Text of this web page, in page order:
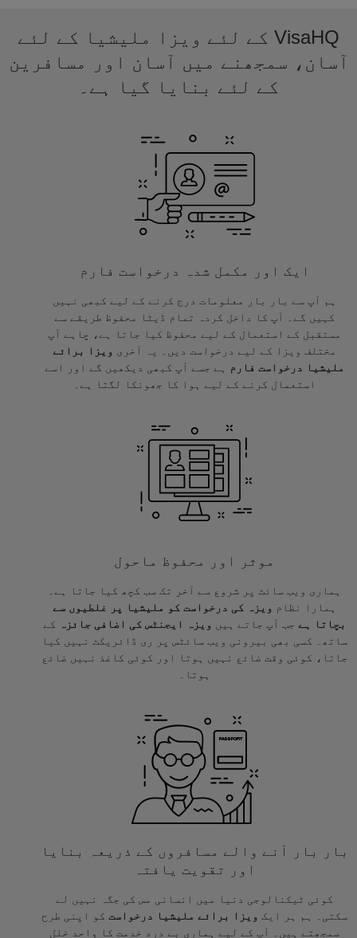
VisaHQ کے لئے ویزا ملیشیا کے لئے
آسان، سمجھنے میں آسان اور مسافرین
کے لئے بنایا گیا ہے۔
ایک اور مکمل شدہ درخواست فارم
ہم آپ سے بار بار معلومات درج کرنے کے لیے کبھی نہیں
کہیں گے۔ آپ کا داخل کردہ تمام ڈیٹا محفوظ طریقے سے
مستقبل کے استعمال کے لیے محفوظ کیا جاتا ہے، چاہے آپ
مختلف ویزا کے لیے درخواست دیں۔ یہ آخری ویزا برائے
ملیشیا درخواست فارم
ہے جسے آپ کبھی دیکھیں گے اور اسے
استعمال کرنے کے لیے ہوا کا جھونکا لگتا ہے۔
موثر اور محفوظ ماحول
ہماری ویب سائٹ پر شروع سے آخر تک سب کچھ کیا جاتا ہے۔
ہمارا نظام ویزہ کی درخواست کو ملیشیا پر غلطیوں سے
بچاتا ہے جب آپ جاتے ہیں ویزہ ایجنٹس کی اضافی جائزہ
کے
ساتھ۔ کسی بھی بیرونی ویب سائٹس پر ری ڈائریکٹ نہیں کیا
جاتا، کوئی وقت ضائع نہیں ہوتا اور کوئی کاغذ نہیں ضائع
ہوتا۔
بار بار آنے والے مسافروں کے ذریعہ بنایا
اور تقویت یافتہ
کوئی ٹیکنالوجی دنیا میں انسانی مس کی جگہ نہیں لے
سکتی۔ ہم ہر ایک ویزا برائے ملیشیا درخواست کو اپنی طرح
سمجھتے ہیں۔ آپ کے لیے ہماری بے درد خدمت کا واحد خلل